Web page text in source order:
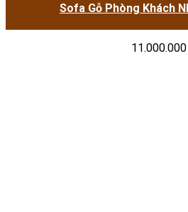
Sofa Gỗ Phòng Khách
11.000.000